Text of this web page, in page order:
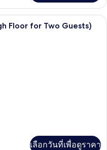
รื่องนอนระดับพรีเมียม, มินิบาร์ฟรี,
Floor for Two Guests)
เลือกวันที่เพื่อดูราคา